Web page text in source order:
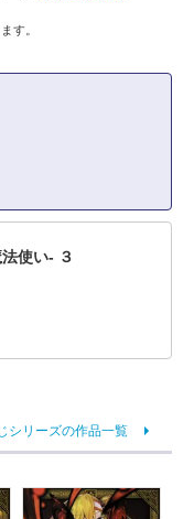
す。
使い- ３
シリーズの作品一覧